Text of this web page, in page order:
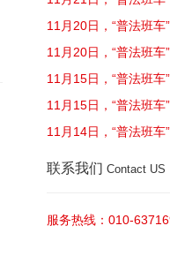
11月20日，“普法班
11月20日，“普法班
11月15日，“普法班
11月15日，“普法班
11月14日，“普法班
联系我们 Contact US
服务热线：010-